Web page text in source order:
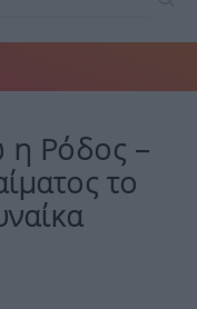
η Ρόδος –
το